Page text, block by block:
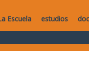
Escuela estudios